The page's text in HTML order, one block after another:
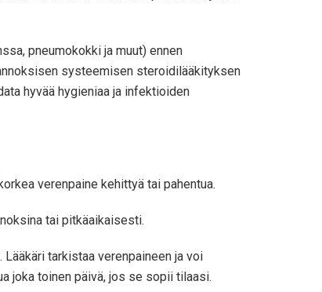
pneumokokki ja muut) ennen
systeemisen steroidilääkityksen
hyvää hygieniaa ja infektioiden
verenpaine kehittyä tai pahentua.
tai pitkäaikaisesti.
tarkistaa verenpaineen ja voi
joka toinen päivä, jos se sopii tilaasi.